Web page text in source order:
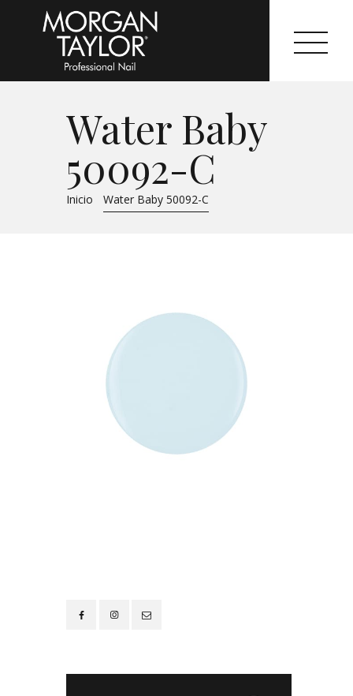
Water Baby
50092-C
Inicio Water Baby 50092-C
Morgan Taylor®
Sistemas Profesionales
Cartas de Color
Tutoriales
Contacto